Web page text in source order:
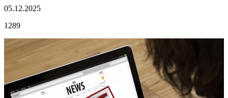
05.12.2025
1289